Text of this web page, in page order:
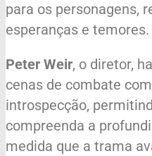
para os personagens,
esperanças e temores.
Peter Weir, o diretor,
cenas de combate
introspecção,
compreenda a
medida que a trama